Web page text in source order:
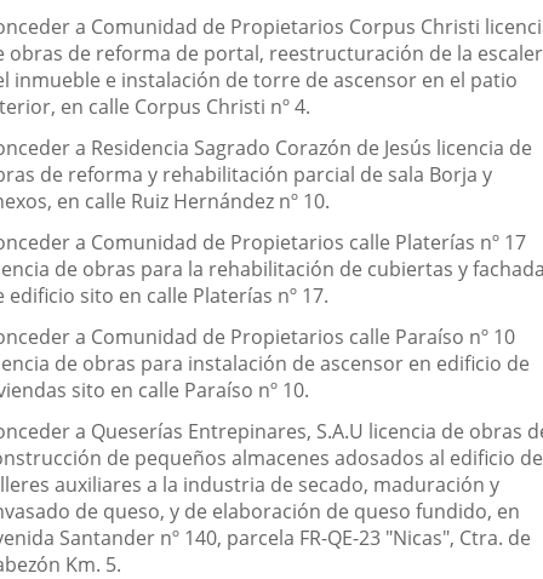
a Comunidad de Propietarios Corpus Christi
obras de reforma de portal, reestructuración de la
inmueble e instalación de torre de ascensor en el patio
en calle Corpus Christi nº 4.
a Residencia Sagrado Corazón de Jesús licencia de
de reforma y rehabilitación parcial de sala Borja y
en calle Ruiz Hernández nº 10.
a Comunidad de Propietarios calle Platerías nº 17
de obras para la rehabilitación de cubiertas y
edificio sito en calle Platerías nº 17.
a Comunidad de Propietarios calle Paraíso nº 10
de obras para instalación de ascensor en edificio de
sito en calle Paraíso nº 10.
a Queserías Entrepinares, S.A.U licencia de obras
de pequeños almacenes adosados al edificio de
auxiliares a la industria de secado, maduración y
de queso, y de elaboración de queso fundido, en
Santander nº 140, parcela FR-QE-23 "Nicas", Ctra. de
Km. 5.